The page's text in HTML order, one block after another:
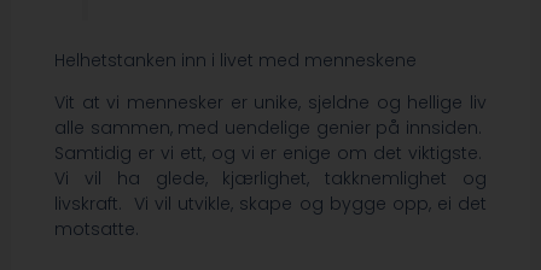
Helhetstanken inn i livet med menneskene
Vit at vi mennesker er unike, sjeldne og hellige liv
alle sammen, med uendelige genier på innsiden.
Samtidig er vi ett, og vi er enige om det viktigste.
Vi vil ha glede, kjærlighet, takknemlighet og
livskraft. Vi vil utvikle, skape og bygge opp, ei det
motsatte.